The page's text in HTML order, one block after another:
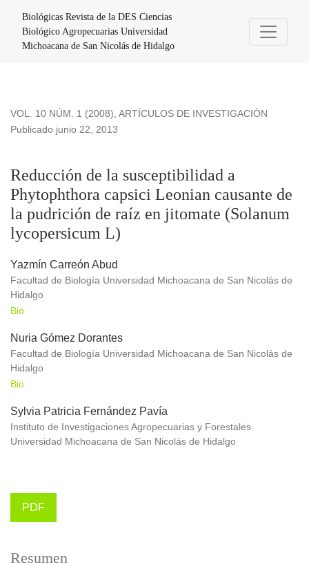
Biológicas Revista de la DES Ciencias
Biológico Agropecuarias Universidad
Michoacana de San Nicolás de Hidalgo
VOL. 10 NÚM. 1 (2008), ARTÍCULOS DE INVESTIGACIÓN
Reducción de la susceptibilidad a
Phytophthora capsici Leonian causante de
la pudrición de raíz en jitomate (Solanum
lycopersicum L)
Publicado junio 22, 2013
Yazmín Carreón Abud
Facultad de Biología Universidad Michoacana de San Nicolás de
Hidalgo
Bio
Nuria Gómez Dorantes
Facultad de Biología Universidad Michoacana de San Nicolás de
Hidalgo
Bio
Sylvia Patricia Fernández Pavía
Instituto de Investigaciones Agropecuarias y Forestales
Universidad Michoacana de San Nicolás de Hidalgo
PDF
Resumen